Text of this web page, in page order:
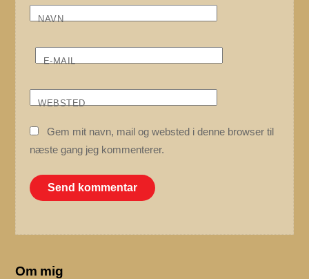
NAVN
E-MAIL
WEBSTED
Gem mit navn, mail og websted i denne browser til
næste gang jeg kommenterer.
Om mig